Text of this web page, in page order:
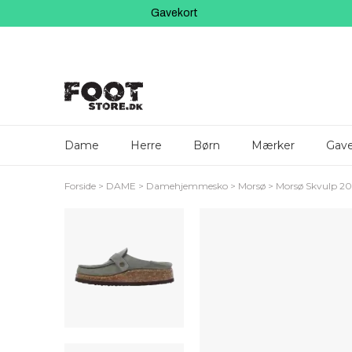
Gavekort
Dame Herre Børn Mærker
Forside DAME Damehjemmesko Morsø Morsø Skvulp